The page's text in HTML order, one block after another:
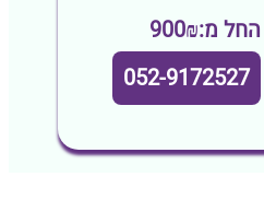
החל מ:900₪
052-9172527